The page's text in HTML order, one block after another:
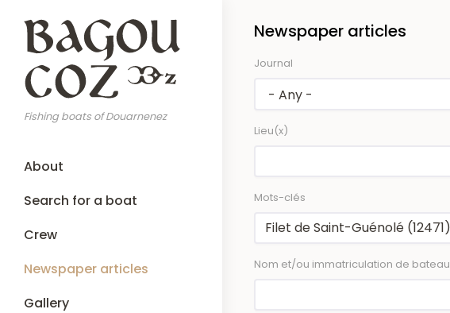
main
content
Fishing boats of Douarnenez
MainAbout
Search for a boat
Crew
Newspaper articles
Gallery
Newspaper articles
Journal
Lieu(x)
Mots-clés
Nom et/ou immatriculation de bateau